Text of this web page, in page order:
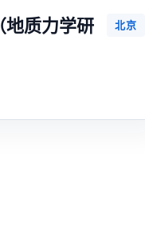
地质力学研
北京